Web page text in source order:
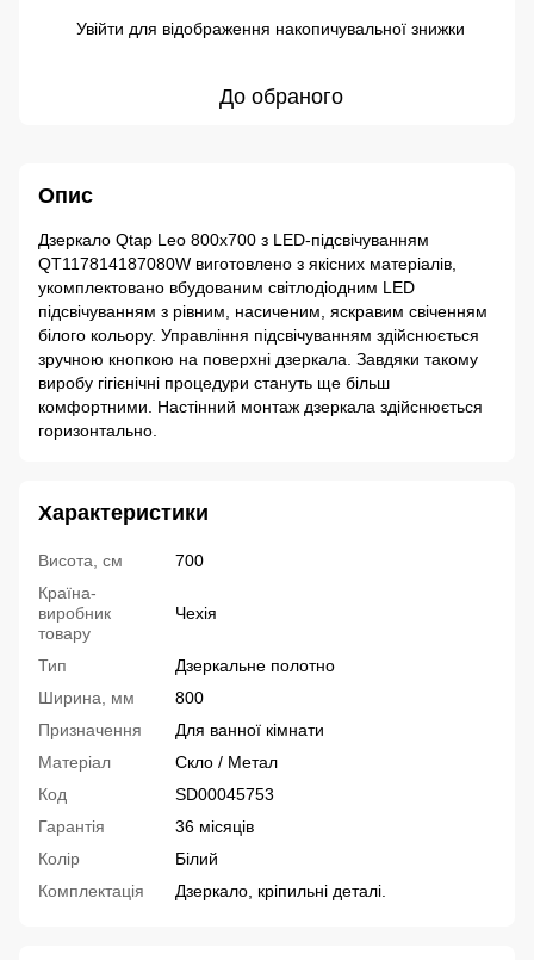
Увійти для відображення накопичувальної знижки
До обраного
Опис
Дзеркало Qtap Leo 800х700 з LED-підсвічуванням
QT117814187080W виготовлено з якісних матеріалів,
укомплектовано вбудованим світлодіодним LED
підсвічуванням з рівним, насиченим, яскравим свіченням
білого кольору. Управління підсвічуванням здійснюється
зручною кнопкою на поверхні дзеркала. Завдяки такому
виробу гігієнічні процедури стануть ще більш
комфортними. Настінний монтаж дзеркала здійснюється
горизонтально.
Характеристики
Висота, см
700
Країна-
виробник
товару
Чехія
Тип
Дзеркальне полотно
Ширина, мм
800
Призначення
Для ванної кімнати
Матеріал
Скло / Метал
Код
SD00045753
Гарантія
36 місяців
Колір
Білий
Комплектація
Дзеркало, кріпильні деталі.